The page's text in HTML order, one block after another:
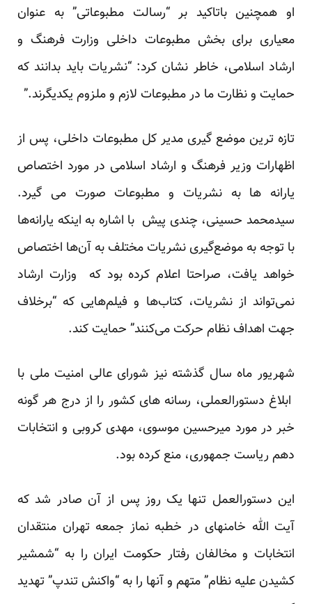
او همچنین باتاکید بر “رسالت مطبوعاتی” به عنوان
معیاری برای بخش مطبوعات داخلی وزارت فرهنگ و
ارشاد اسلامی، خاطر نشان کرد: “نشریات باید بدانند که
حمایت و نظارت ما در مطبوعات لازم و ملزوم یکدیگرند.”
تازه ترین موضع گیری مدیر کل مطبوعات داخلی، پس از
اظهارات وزیر فرهنگ و ارشاد اسلامی در مورد اختصاص
یارانه ها به نشریات و مطبوعات صورت می گیرد.
سیدمحمد حسینی، چندی پیش با اشاره به اینکه یارانه‌ها
با توجه به موضع‌گیری نشریات مختلف به آن‌ها اختصاص
خواهد یافت، صراحتا اعلام کرده بود که وزارت ارشاد
نمی‌تواند از نشریات، کتاب‌ها و فیلم‌هایی که “برخلاف
جهت اهداف نظام حرکت می‌کنند” حمایت کند.
شهریور ماه سال گذشته نیز شورای عالی امنیت ملی با
ابلاغ دستورالعملی، رسانه های کشور را از درج هر گونه
خبر در مورد میرحسین موسوی، مهدی کروبی و انتخابات
دهم ریاست جمهوری، منع کرده بود.
این دستورالعمل تنها یک روز پس از آن صادر شد که
آیت الله خامنه­ای در خطبه نماز جمعه تهران منتقدان
انتخابات و مخالفان رفتار حکومت ایران را به “شمشیر
کشیدن علیه نظام” متهم و آنها را به “واکنش تندپ” تهدید